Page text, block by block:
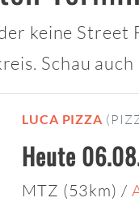
keine
Schau auch
LUCA PIZZA
Heute
MTZ (53km) /